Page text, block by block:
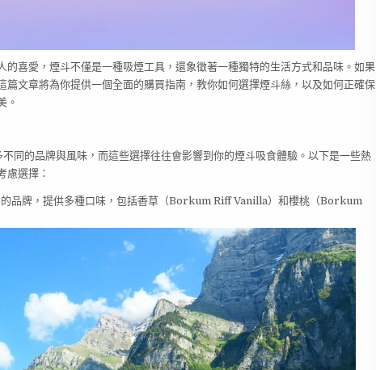
的喜愛，煙斗不僅是一種吸煙工具，還象徵著一種獨特的生活方式和品味。如果
篇文章將為你提供一個全面的購買指南，教你如何選擇煙斗絲，以及如何正確保
。
同的品牌與風味，而這些選擇往往會影響到你的煙斗吸食體驗。以下是一些熱
慮選擇：
品牌，提供多種口味，包括香草（Borkum Riff Vanilla）和櫻桃（Borkum